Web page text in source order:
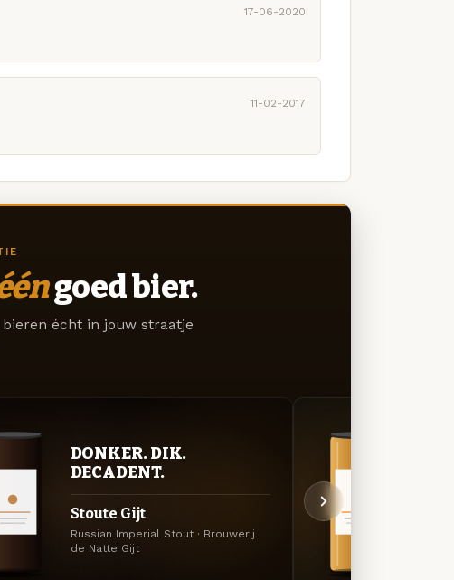
17-06-2020
11-02-2017
goed bier.
écht in jouw straatje
DONKER. DIK.
DECADENT.
Stoute Gijt
Russian Imperial Stout · Brouwerij
de Natte Gijt